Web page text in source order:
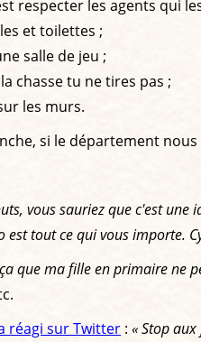
respecter les agents qui
et toilettes ;
salle de jeu ;
chasse tu ne tires pas ;
les murs.
si le département
vous sauriez que c'est
tout ce qui vous importe.
que ma fille en primaire ne
réagi sur Twitter : « Stop